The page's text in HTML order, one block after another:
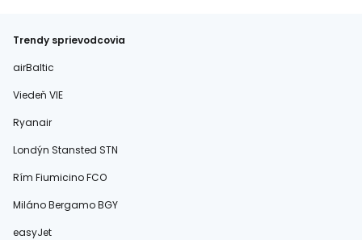
Trendy sprievodcovia
airBaltic
Viedeň VIE
Ryanair
Londýn Stansted STN
Rím Fiumicino FCO
Miláno Bergamo BGY
easyJet